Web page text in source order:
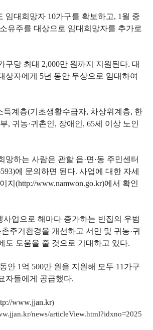
임대희망자 10가구를 확보하고, 1월 중
유주를 대상으로 임대희망자를 추가로
구당 최대 2,000만 원까지 지원된다. 대
상자에게 5년 동안 무상으로 임대하여
득계층(기초생활수급자, 차상위계층, 한
, 귀농·귀촌인, 장애인, 65세 이상 노인
망하는 사람은 관할 읍·면·동 주민센터
에 문의하면 된다. 사업에 대한 자세
지(http://www.namwon.go.kr)에서 확인
사업으로 해마다 증가하는 빈집의 우범
주거환경을 개선하고 서민 및 귀농·귀
도 도움을 줄 것으로 기대하고 있다.
안 1억 500만 원을 지원해 모두 11가구
자들에게 공급했다.
www.jjan.kr)
news/articleView.html?idxno=2025